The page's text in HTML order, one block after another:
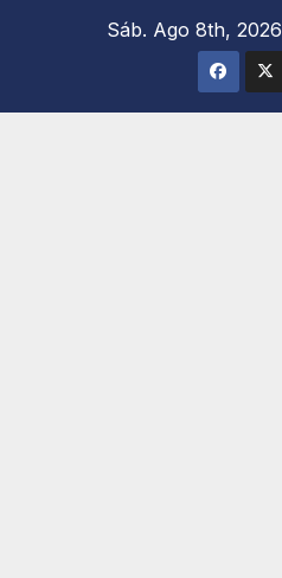
Sáb. Ago 8th, 2026